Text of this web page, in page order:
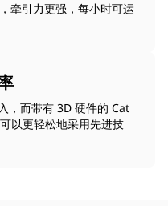
牵引力更强，每小时可运
，而带有 3D 硬件的 Cat
以更轻松地采用先进技